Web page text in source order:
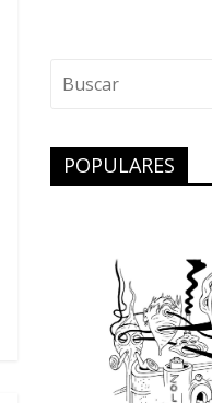
POPULARES